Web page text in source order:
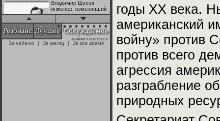
Владимир Шухов:
инженер, изменивший
мир
"Аркадий Коц" на
эгалите-фесте "Не
Резонанс Лучшее Обсуждаемое
комментариев:
За неделю
| За месяц | За все время
годы XX века.
американский
войну» против
против всего
агрессия
разграбление
природных